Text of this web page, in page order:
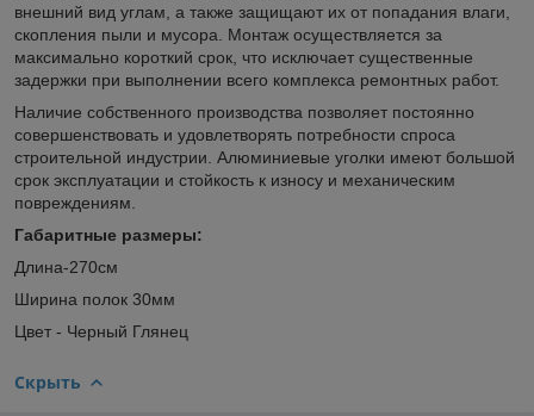
внешний вид углам, а также защищают их от попадания влаги,
скопления пыли и мусора. Монтаж осуществляется за
максимально короткий срок, что исключает существенные
задержки при выполнении всего комплекса ремонтных работ.
Наличие собственного производства позволяет постоянно
совершенствовать и удовлетворять потребности спроса
строительной индустрии. Алюминиевые уголки имеют большой
срок эксплуатации и стойкость к износу и механическим
повреждениям.
Габаритные размеры:
Длина-270см
Ширина полок 30мм
Цвет - Черный Глянец
Скрыть